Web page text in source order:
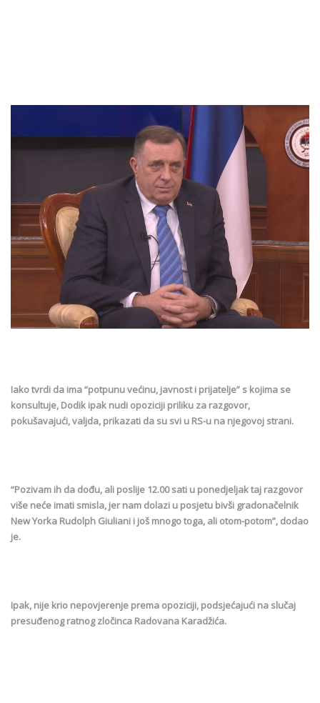
Iako tvrdi da ima “potpunu većinu, javnost i prijatelje” s kojima se
konsultuje, Dodik ipak nudi opoziciji priliku za razgovor,
pokušavajući, valjda, prikazati da su svi u RS-u na njegovoj strani.
“Pozivam ih da dođu, ali poslije 12.00 sati u ponedjeljak taj razgovor
više neće imati smisla, jer nam dolazi u posjetu bivši gradonačelnik
New Yorka Rudolph Giuliani i još mnogo toga, ali otom-potom”, dodao
je.
Ipak, nije krio nepovjerenje prema opoziciji, podsjećajući na slučaj
presuđenog ratnog zločinca Radovana Karadžića.